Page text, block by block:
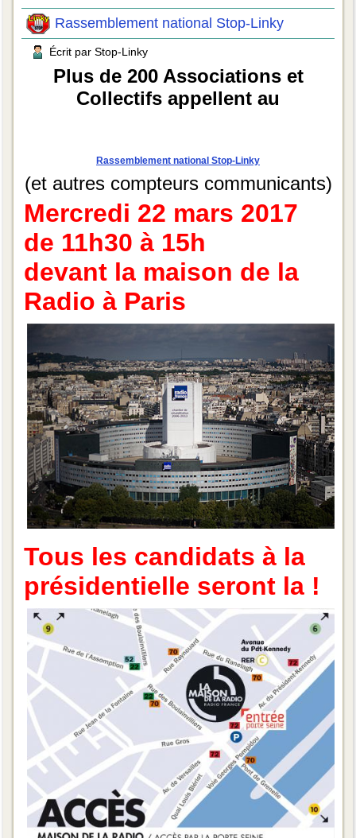
Rassemblement national Stop-Linky
Écrit par Stop-Linky
Plus de 200 Associations et
Collectifs appellent au
Rassemblement national Stop-Linky
(et autres compteurs communicants)
Mercredi 22 mars 2017
de 11h30 à 15h
devant la maison de la
Radio à Paris
Tous les candidats à la
présidentielle seront la !